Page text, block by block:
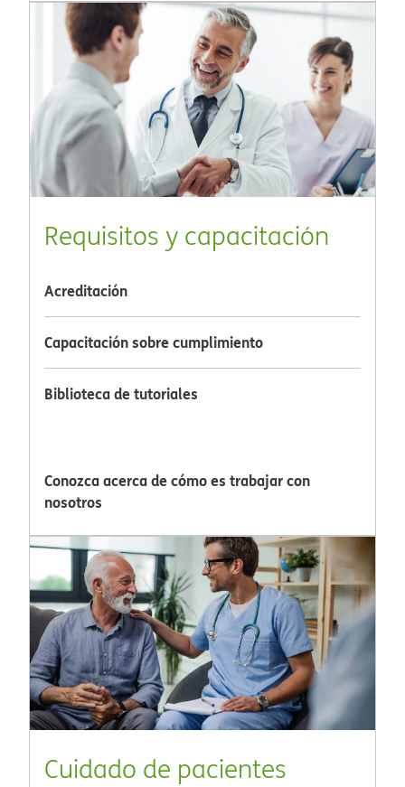
Requisitos y capacitación​​
Acreditación​​
Capacitación sobre cumplimiento​​
Biblioteca de tutoriales​​
Conozca acerca de cómo es trabajar con
nosotros​​
Cuidado de pacientes​​